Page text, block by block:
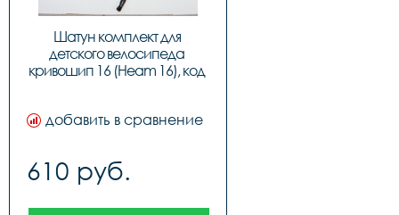
Шатун комплект для
детского велосипеда
кривошип 16 (Heam 16), код
добавить в сравнение
610 руб.